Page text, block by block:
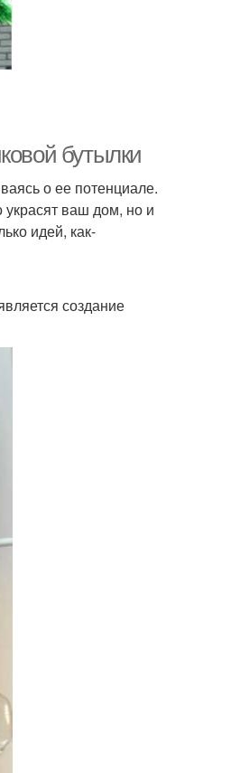
бутылки
о ее потенциале.
украсят ваш дом, но и
идей, как-
создание